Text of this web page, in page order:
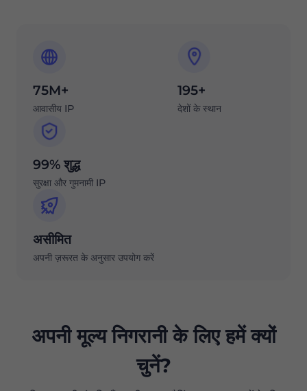
75M+
आवासीय IP
195+
देशों के स्थान
99% शुद्ध
सुरक्षा और गुमनामी IP
असीमित
अपनी ज़रूरत के अनुसार उपयोग करें
अपनी मूल्य निगरानी के लिए हमें क्यों
चुनें?